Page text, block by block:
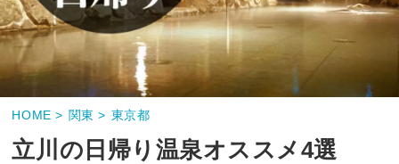
HOME > 関東 > 東京都
立川の日帰り温泉オススメ4選